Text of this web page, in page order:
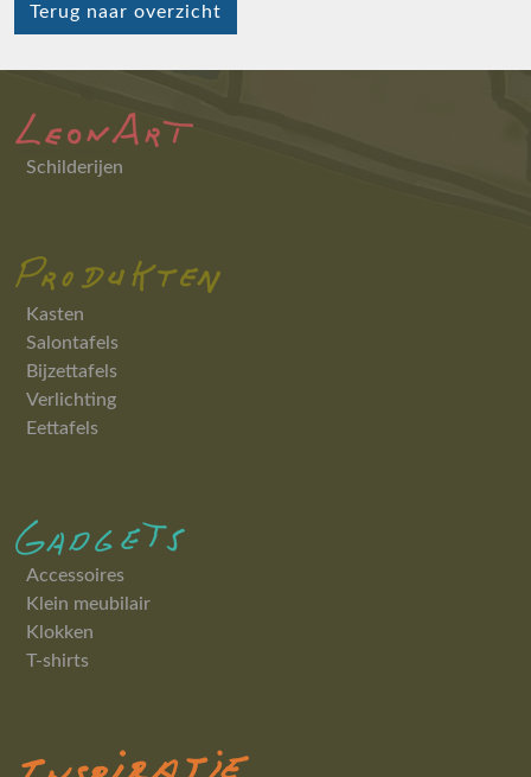
Schilderijen
Kasten
Salontafels
Bijzettafels
Verlichting
Eettafels
Accessoires
Klein meubilair
Klokken
T-shirts
Terug naar overzicht